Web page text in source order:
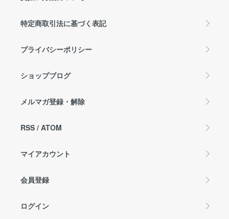
特定商取引法に基づく表記
プライバシーポリシー
ショップブログ
メルマガ登録・解除
RSS / ATOM
マイアカウント
会員登録
ログイン